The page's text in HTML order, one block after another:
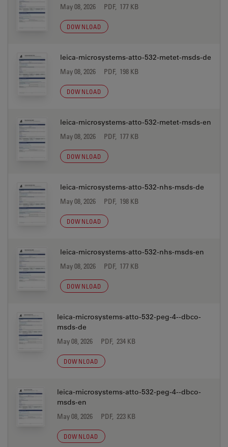
May 08, 2026 PDF, 177 KB
DOWNLOAD
leica-microsystems-atto-532-metet-msds-de
May 08, 2026 PDF, 198 KB
DOWNLOAD
leica-microsystems-atto-532-metet-msds-en
May 08, 2026 PDF, 177 KB
DOWNLOAD
leica-microsystems-atto-532-nhs-msds-de
May 08, 2026 PDF, 198 KB
DOWNLOAD
leica-microsystems-atto-532-nhs-msds-en
May 08, 2026 PDF, 177 KB
DOWNLOAD
leica-microsystems-atto-532-peg-4--dbco-
msds-de
May 08, 2026 PDF, 234 KB
DOWNLOAD
leica-microsystems-atto-532-peg-4--dbco-
msds-en
May 08, 2026 PDF, 223 KB
DOWNLOAD